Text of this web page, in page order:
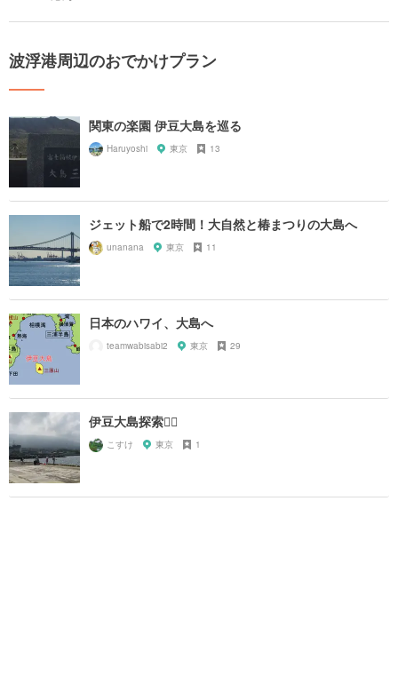
波浮港周辺のおでかけプラン
関東の楽園 伊豆大島を巡る
Haruyoshi 東京 13
ジェット船で2時間！大自然と椿まつりの大島へ
unanana 東京 11
日本のハワイ、大島へ
teamwabisabi2 東京 29
伊豆大島探索🚶‍♂️
こすけ 東京 1